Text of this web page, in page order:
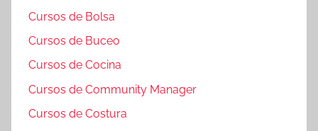
Cursos de Bolsa
Cursos de Buceo
Cursos de Cocina
Cursos de Community Manager
Cursos de Costura